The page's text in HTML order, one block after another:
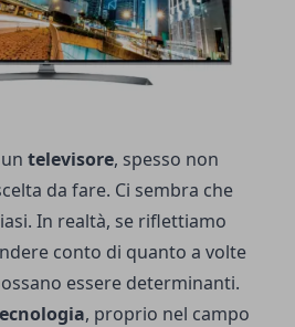
televisore, spesso non
da fare. Ci sembra che
In realtà, se riflettiamo
conto di quanto a volte
essere determinanti.
, proprio nel campo